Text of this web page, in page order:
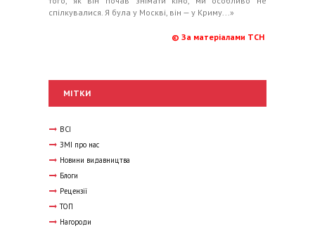
спілкувалися. Я була у Москві, він — у Криму...»
© За матеріалами ТСН
МІТКИ
ВСІ
ЗМІ про нас
Новини видавництва
Блоги
Рецензії
ТОП
Нагороди